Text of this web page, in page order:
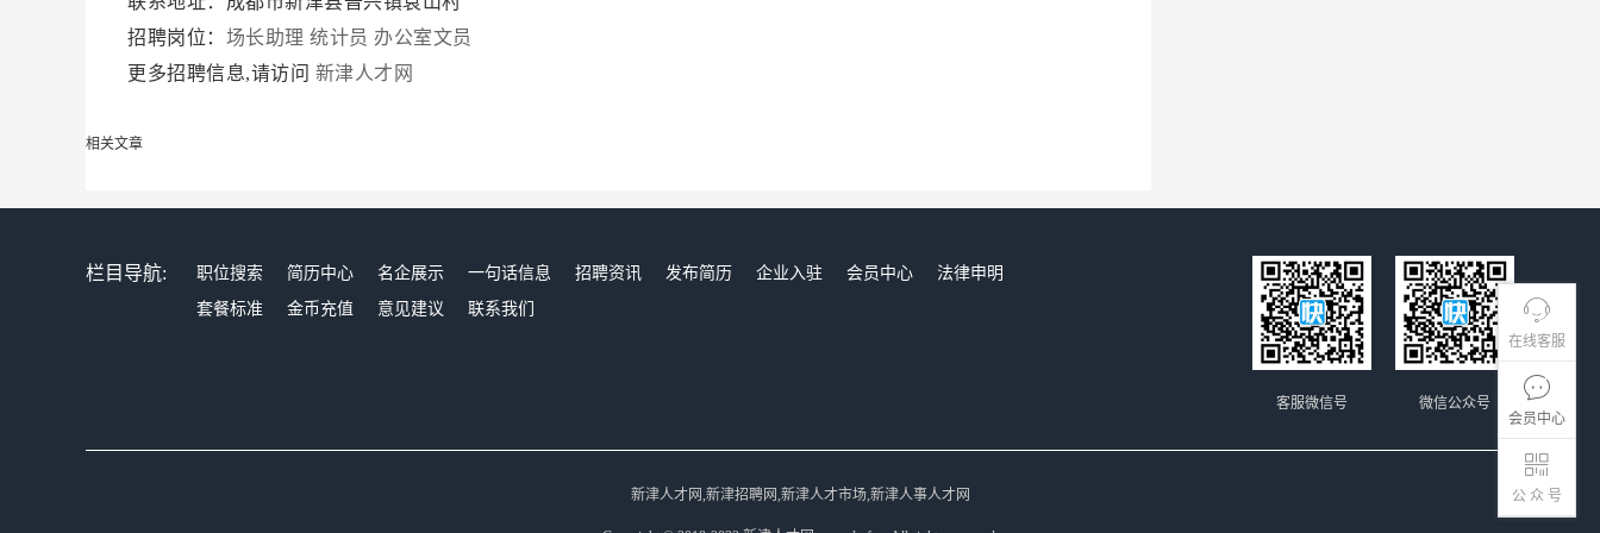
在线客服
会员中心
公 众 号
招聘岗位： 场长助理 统计员 办公室文员
更多招聘信息,请访问 新津人才网
相关文章
栏目导航: 职位搜索 简历中心 名企展示 一句话信息 招聘资讯 发布简历 企业入驻 会员中心
法律申明
套餐标准
金币充值 意见建议 联系我们
微信公众号
客服微信号
新津人才网,新津招聘网,新津人才市场,新津人事人才网